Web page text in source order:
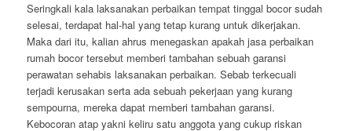
Seringkali kala laksanakan perbaikan tempat tinggal bocor sudah
selesai, terdapat hal-hal yang tetap kurang untuk dikerjakan.
Maka dari itu, kalian ahrus menegaskan apakah jasa perbaikan
rumah bocor tersebut memberi tambahan sebuah garansi
perawatan sehabis laksanakan perbaikan. Sebab terkecuali
terjadi kerusakan serta ada sebuah pekerjaan yang kurang
sempourna, mereka dapat memberi tambahan garansi.
Kebocoran atap yakni keliru satu anggota yang cukup riskan